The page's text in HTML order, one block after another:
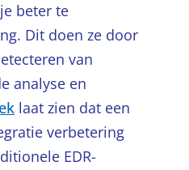
beter te
Dit doen ze door
van
analyse en
laat zien dat een
verbetering
EDR-